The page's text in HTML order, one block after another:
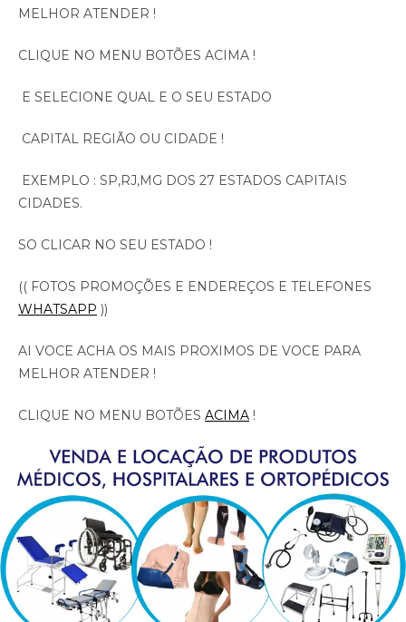
MELHOR ATENDER !
CLIQUE NO MENU BOTÕES ACIMA !
E SELECIONE QUAL E O SEU ESTADO
CAPITAL REGIÃO OU CIDADE !
EXEMPLO : SP,RJ,MG DOS 27 ESTADOS CAPITAIS
CIDADES.
SO CLICAR NO SEU ESTADO !
(( FOTOS PROMOÇÕES E ENDEREÇOS E TELEFONES
WHATSAPP ))
AI VOCE ACHA OS MAIS PROXIMOS DE VOCE PARA
MELHOR ATENDER !
CLIQUE NO MENU BOTÕES ACIMA !